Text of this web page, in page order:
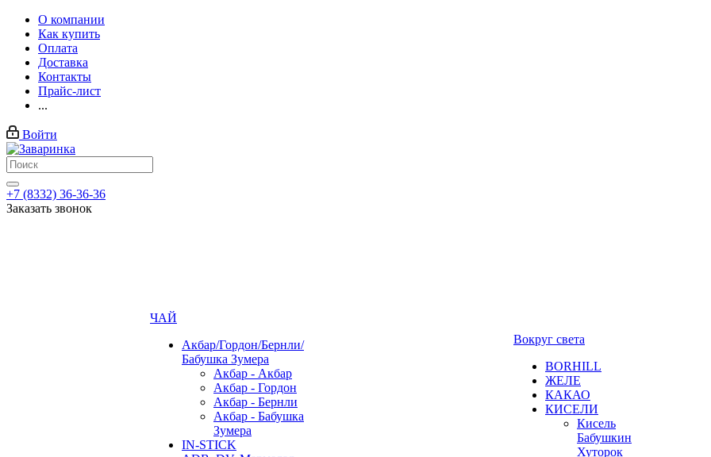
О компании
Как купить
Оплата
Доставка
Контакты
Прайс-лист
...
Войти
+7 (8332) 36-36-36
Заказать звонок
ЧАЙ
Акбар/Гордон/Бернли/
Бабушка Зумера
Акбар - Акбар
Акбар - Гордон
Акбар - Бернли
Акбар - Бабушка
Зумера
IN-STICK
Вокруг света
BORHILL
ЖЕЛЕ
КАКАО
КИСЕЛИ
Кисель
Бабушкин
Хуторок